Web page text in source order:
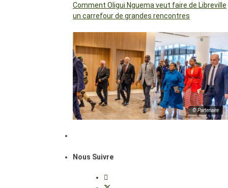
Comment Oligui Nguema veut faire de Libreville
un carrefour de grandes rencontres
© Partenaire
Nous Suivre